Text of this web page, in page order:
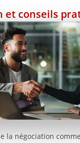
et conseils
la négociation